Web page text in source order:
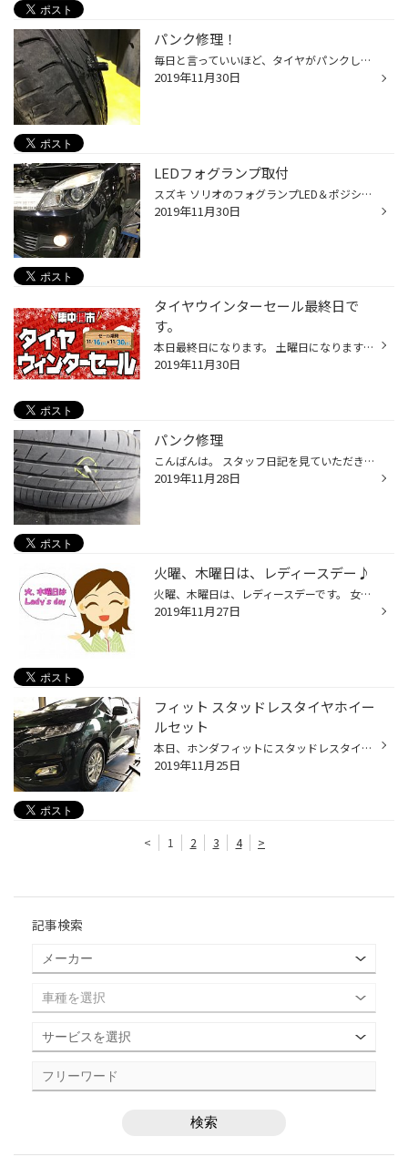
パンク修理！
毎日と言っていいほど、タイヤがパンクしたお客様にご来店頂きます。 突然のパンクっていざという時に困りますよね？ 画像は外面修理という簡易的な方法で行った修理方法になります。 いざという時の為にタイヤの空気圧を管理できるTPMSという商品も扱っておりますので スペアタイヤが付いていない...
2019年11月30日
LEDフォグランプ取付
スズキ ソリオのフォグランプLED＆ポジションLED化を行いましたよ～♪ ↓施工前がこちら↓ 全体的に淡黄色ですが、LEDに交換すると・・・・。 ↓施工後がこちら↓ とても白く、そしてとても明るくなりました('ω')ノ 普通のLEDですとここで終わりですが・・・・今回装着したLEDは スフィアライトのフォグ...
2019年11月30日
タイヤウインターセール最終日で
す。
本日最終日になります。 土曜日になりますので混雑も予想されますのでお時間に余裕をもってご来店下さい。 タグ：川越、セール、タイヤ、タイヤ館
2019年11月30日
パンク修理
こんばんは。 スタッフ日記を見ていただきありがとうございます。 本日はパンク修理（内面）を行いました。 パンク修理ができる状態であれば当店でパンク修理を行うことができます！ パンクしたらそのまま走るのは危ないので応急タイヤに履き替えるなどしてパンク修理を行いましょう！ こちらがパン...
2019年11月28日
火曜、木曜日は、レディースデー♪
火曜、木曜日は、レディースデーです。 女性の方はエンジンOIL交換がお得になります！ 男性の方も、女性同伴であればお得になります。。。 是非この機会にご来店ください！ タグ：エンジン、オイル、OIL、！、お得
2019年11月27日
フィット スタッドレスタイヤホイー
ルセット
本日、ホンダフィットにスタッドレスタイヤホイールセットを お取り付けいたしました。 通勤、週末スキー、温泉にお出かけとのことで VRX2をお選びいただきました。 これで雪、凍結路も安心ですね。 タグ:スタッドレス、ホイル、セット、雪、凍結、通勤、温泉、スキー、スノボ
2019年11月25日
< 1 2 3 4 >
記事検索